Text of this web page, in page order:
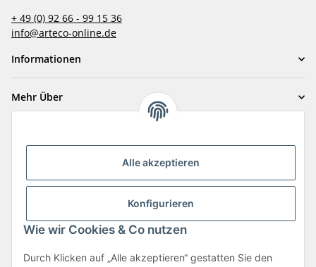
Alle akzeptieren
Konfigurieren
Wie wir Cookies & Co nutzen
Durch Klicken auf „Alle akzeptieren“ gestatten Sie den
+ 49 (0) 92 66 - 99 15 36
info@arteco-online.de
Informationen
Mehr Über